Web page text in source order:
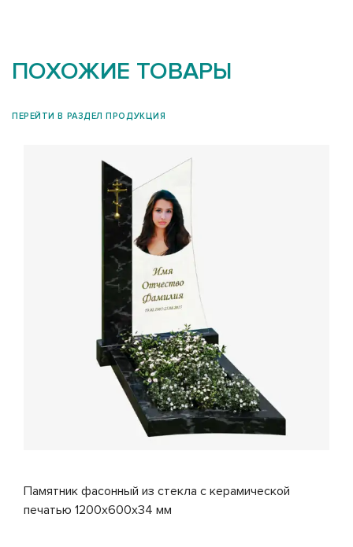
ПОХОЖИЕ ТОВАРЫ
ПЕРЕЙТИ В РАЗДЕЛ ПРОДУКЦИЯ
Памятник фасонный из стекла с керамической
печатью 1200x600x34 мм